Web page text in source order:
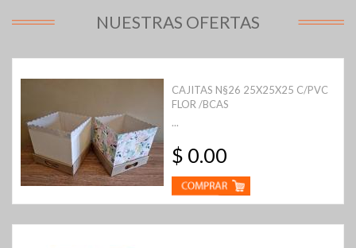
NUESTRAS OFERTAS
CAJITAS N§26 25X25X25 C/PVC
FLOR /BCAS
...
$ 0.00